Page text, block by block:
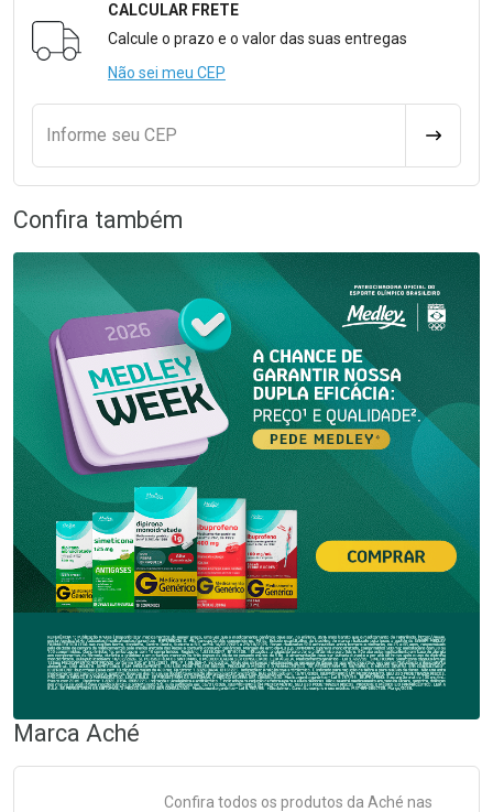
Formulário para Calcular o Frete
CALCULAR FRETE
Calcule o prazo e o valor das suas entregas
Não sei meu CEP
Informe seu CEP
Confira também
Marca Aché
Confira todos os produtos da Aché nas